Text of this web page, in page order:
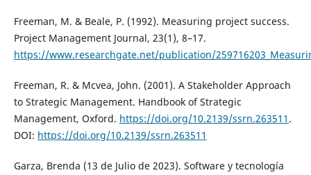
Freeman, M. & Beale, P. (1992). Measuring project success.
Project Management Journal, 23(1), 8–17.
https://www.researchgate.net/publication/
Freeman, R. & Mcvea, John. (2001). A Stakeholder Approach
to Strategic Management. Handbook of Strategic
Management, Oxford. https://doi.org/10.2139/ssrn.263511 .
DOI: https://doi.org/10.2139/ssrn.263511
Garza, Brenda (13 de Julio de 2023). Software y tecnología